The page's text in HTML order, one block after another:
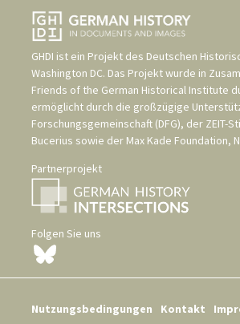
GHDI ist ein Projekt des Deutschen
Washington DC. Das Projekt wurde in
Friends of the German Historical Institute
ermöglicht durch die großzügige
Forschungsgemeinschaft (DFG), der ZEIT-
Bucerius sowie der Max Kade Foundation,
Partnerprojekt
Folgen Sie uns
Nutzungsbedingungen Kontakt